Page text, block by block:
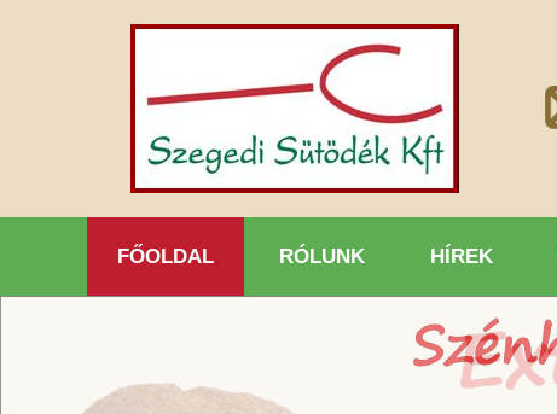
FŐOLDAL RÓLUNK HÍREK